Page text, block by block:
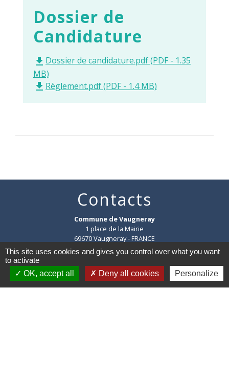
Dossier de
Candidature
file_download Dossier de candidature.pdf (PDF - 1.35
MB)
file_download Règlement.pdf (PDF - 1.4 MB)
Contacts
Commune de Vaugneray
1 place de la Mairie
69670 Vaugneray - FRANCE
+33 4 78 45 80 48
Contact par formulaire
HORAIRES:
This site uses cookies and gives you control over what you want
to activate
OK, accept all
Deny all cookies Personalize